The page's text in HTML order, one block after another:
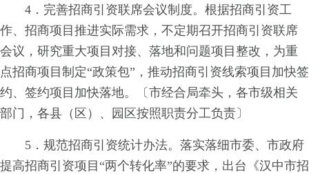
4．完善招商引资联席会议制度。根据招商引资工
作、招商项目推进实际需求，不定期召开招商引资联席
会议，研究重大项目对接、落地和问题项目整改，为重
点招商项目制定“政策包”，推动招商引资线索项目加快签
约、签约项目加快落地。〔市经合局牵头，各市级相关
部门，各县（区）、园区按照职责分工负责〕
5．规范招商引资统计办法。落实落细市委、市政府
提高招商引资项目“两个转化率”的要求，出台《汉中市招